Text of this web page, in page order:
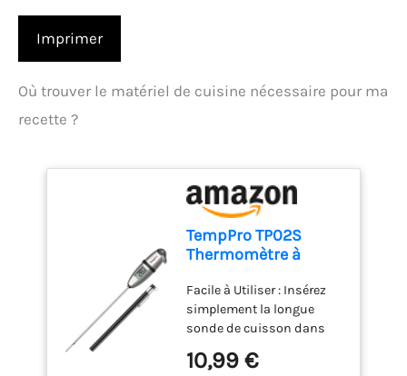
Imprimer
Où trouver le matériel de cuisine nécessaire pour ma
recette ?
TempPro TP02S
Thermomètre à
à lecture
instantanée 3s
Facile à Utiliser : Insérez
simplement la longue
sonde de cuisson dans
et obtenez une lecture
10,99 €